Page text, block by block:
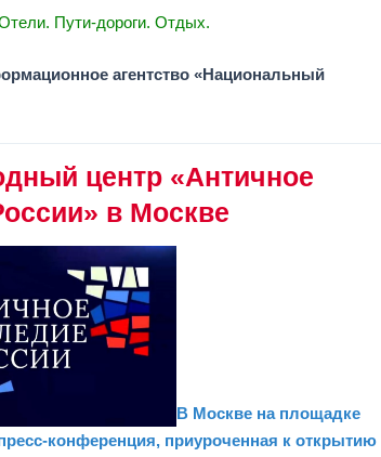
Пути-дороги. Отдых.
агентство «Национальный
центр «Античное
в Москве
В Москве на площадке
конференция, приуроченная к открытию